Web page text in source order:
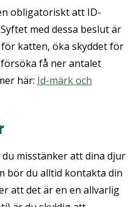
obligatoriskt att ID-
med dessa beslut är
katten, öka skyddet för
få ner antalet
här: Id-märk och
misstänker att dina djur
bör du alltid kontakta din
att det är en en allvarlig